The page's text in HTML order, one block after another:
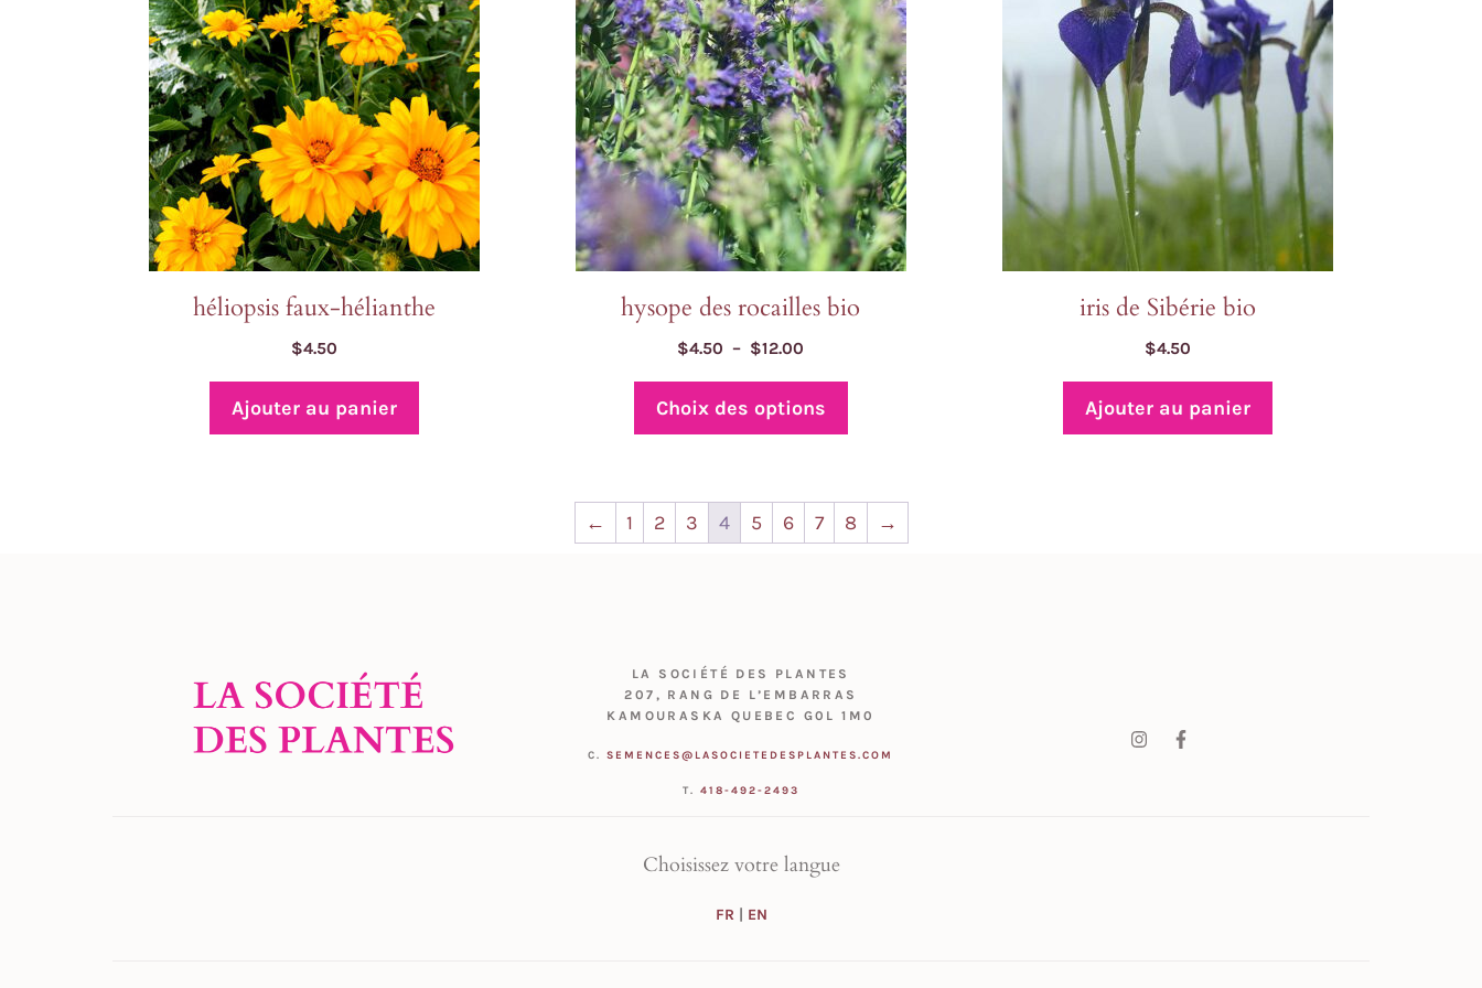
héliopsis faux-hélianthe
$4.50
Ajouter au panier
hysope des rocailles bio
$4.50 – $12.00
Choix des options
options
peuvent
choisies
page
produit
iris de Sibérie bio
$4.50
Ajouter au panier
← 1 2 3 4 5 6 7 8 →
LA SOCIÉTÉ DES PLANTES
207, RANG DE L’EMBARRAS
KAMOURASKA QUEBEC G0L 1M0
C.SEMENCES@LASOCIETEDESPLANTES.COM
T. 418-492-2493
Choisissez votre langue
FR | EN